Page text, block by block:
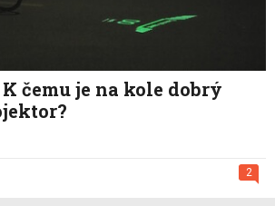
čemu je na kole dobrý
2